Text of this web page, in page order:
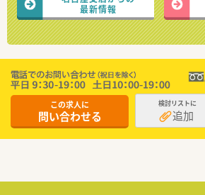
最新情報
この求人に
問い合わせる
検討リストに
追加